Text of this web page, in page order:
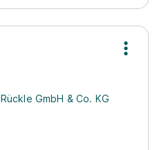
Rückle GmbH & Co. KG